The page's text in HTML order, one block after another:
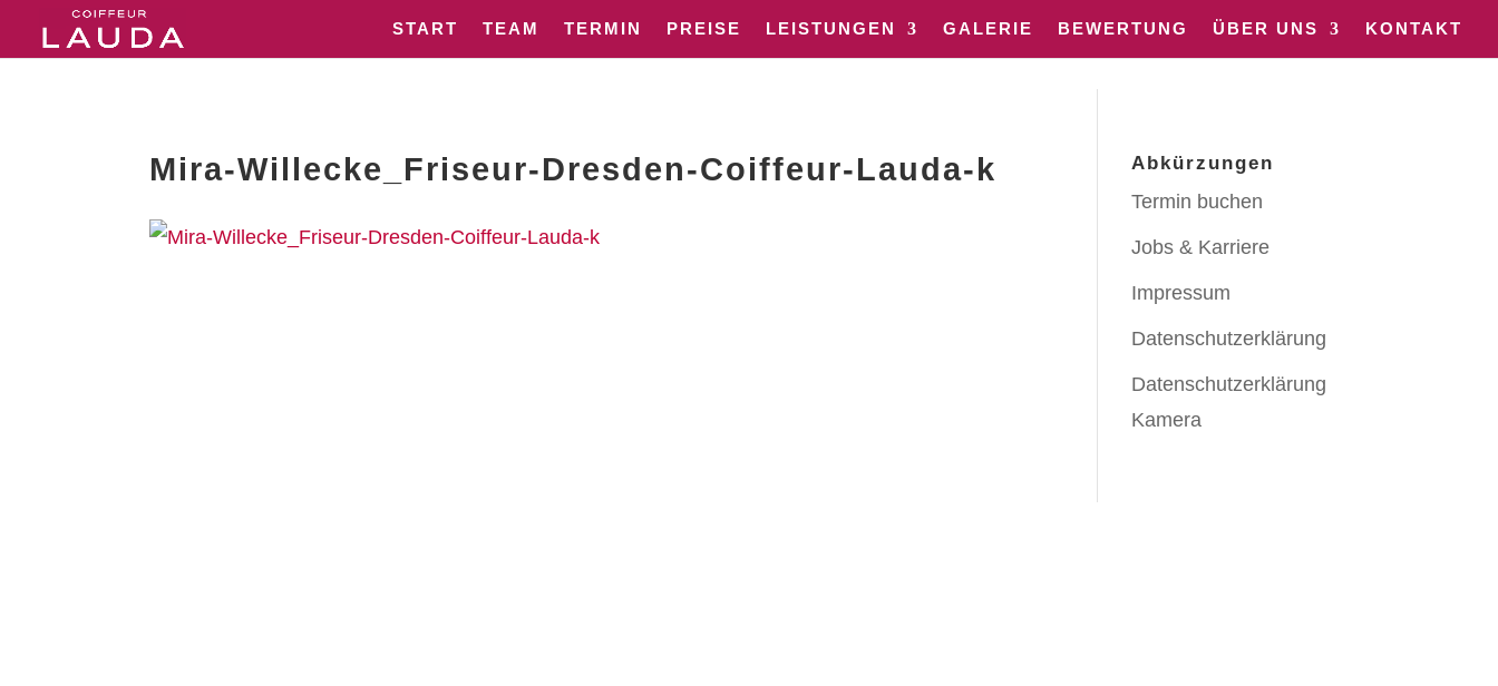
START TEAM TERMIN PREISE LEISTUNGEN GALERIE BEWERTUNG ÜBER UNS KONTAKT
Mira-Willecke_Friseur-Dresden-Coiffeur-Lauda-k Abkürzungen
Termin buchen
Jobs & Karriere
Impressum
Datenschutzerklärung
Datenschutzerklärung
Kamera